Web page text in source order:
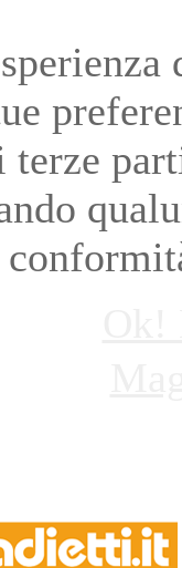
terze